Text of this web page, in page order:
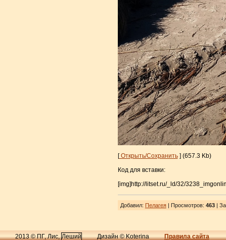
[Открыть/Сохранить] (657.3 Kb)
Код для вставки:
[img]http://litset.ru/_ld/32/
Добавил: Пелагея| Просмотров: 463|
2013 © ПГ, Лис,Леший Дизайн © Koterina Правила сайта